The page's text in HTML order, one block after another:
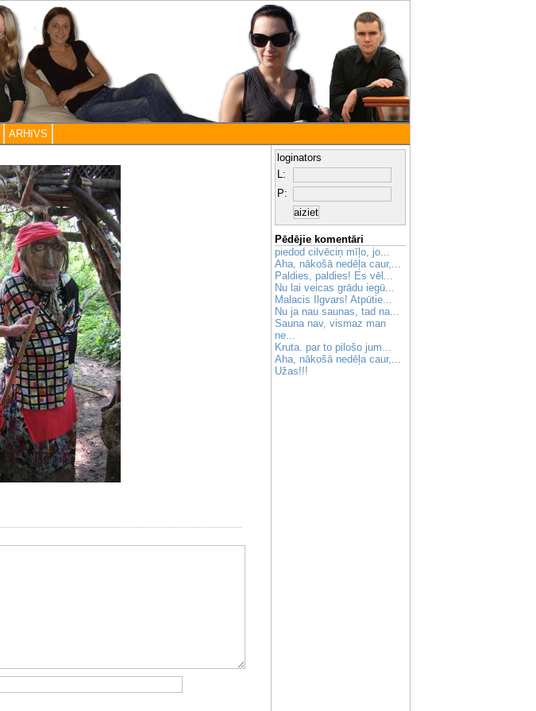
ARHīVS
loginators
L:
P:
Pēdējie komentāri
piedod cilvēciņ mīļo, jo...
Aha, nākošā nedēļa caur,...
Paldies, paldies! Es vēl...
Nu lai veicas grādu iegū...
Malacis Ilgvars! Atpūtie...
Nu ja nau saunas, tad na...
Sauna nav, vismaz man
ne...
Kruta. par to pilošo jum...
Aha, nākošā nedēļa caur,...
Užas!!!